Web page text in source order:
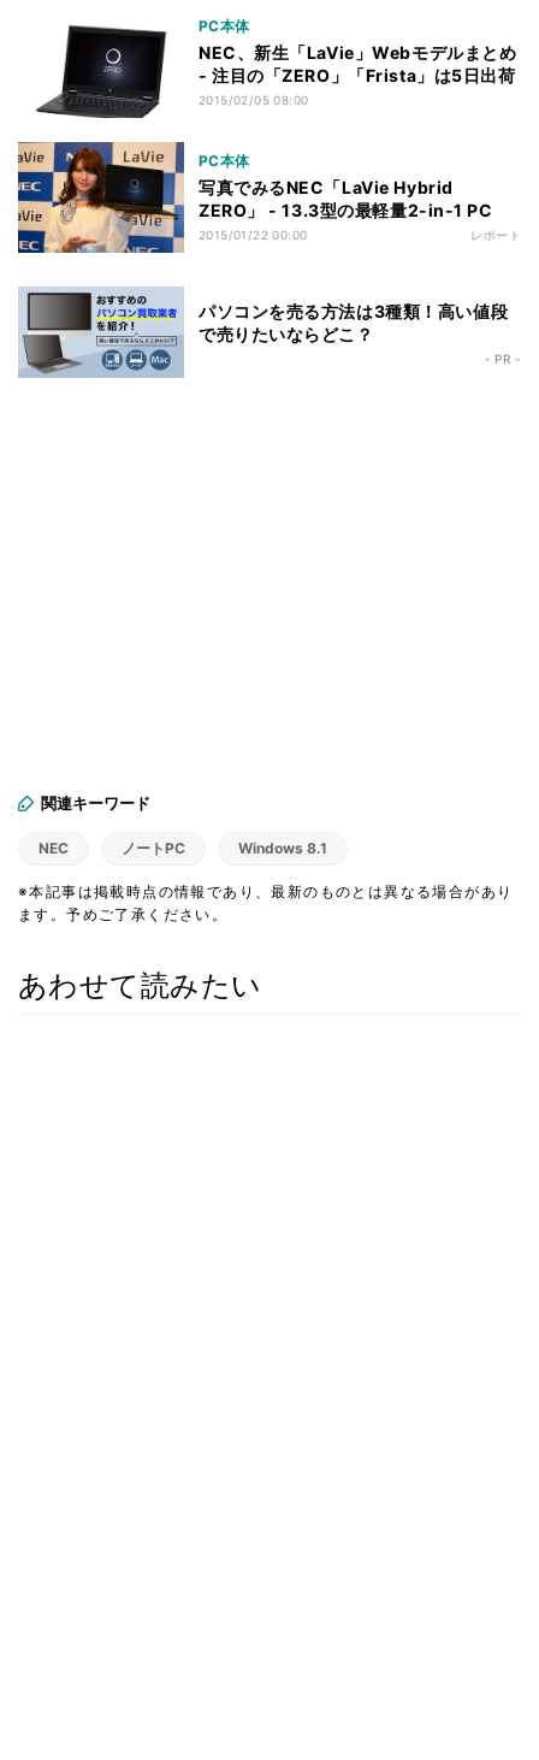
PC本体
NEC、新生「LaVie」Webモデルまとめ
- 注目の「ZERO」「Frista」は5日出荷
2015/02/05 08:00
PC本体
写真でみるNEC「LaVie Hybrid
ZERO」 - 13.3型の最軽量2-in-1 PC
2015/01/22 00:00 レポート
パソコンを売る方法は3種類！高い値段
で売りたいならどこ？
- PR -
関連キーワード
NEC ノートPC Windows 8.1
※本記事は掲載時点の情報であり、最新のものとは異なる場合があり
ます。予めご了承ください。
あわせて読みたい